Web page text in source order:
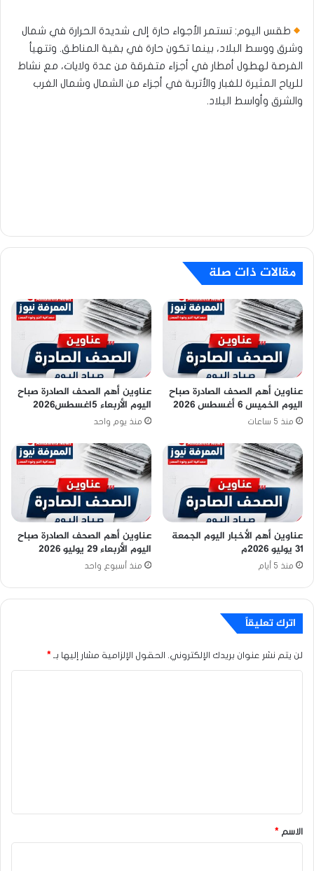
طقس اليوم: تستمر الأجواء حارة إلى شديدة الحرارة في شمال
وشرق ووسط البلاد، بينما تكون حارة في بقية المناطق. وتتهيأ
الفرصة لهطول أمطار في أجزاء متفرقة من عدة ولايات، مع نشاط
للرياح المثيرة للغبار والأتربة في أجزاء من الشمال وشمال الغرب
والشرق وأواسط البلاد.
مقالات ذات صلة
عناوين أهم الصحف الصادرة صباح
اليوم الخميس 6 أغسطس 2026
منذ 5 ساعات
عناوين أهم الصحف الصادرة صباح
اليوم الأربعاء 5اغسطس2026
منذ يوم واحد
عناوين أهم الأخبار اليوم الجمعة
٣١ يوليو ٢٠٢٦م
منذ 5 أيام
عناوين أهم الصحف الصادرة صباح
اليوم الأربعاء 29 يوليو 2026
منذ أسبوع واحد
اترك تعليقاً
لن يتم نشر عنوان بريدك الإلكتروني. الحقول الإلزامية مشار إليها بـ *
*
الاسم *